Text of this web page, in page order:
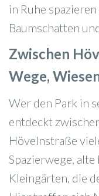
in Ruhe
Baumschatten
Zwischen
Wege,
Wer den Park in
entdeckt
Hövelnstraße
Spazierwege, alte
Kleingärten, die